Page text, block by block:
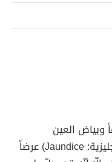
وبياض العين
(بالانجليزية: Jaundice) عرضاً